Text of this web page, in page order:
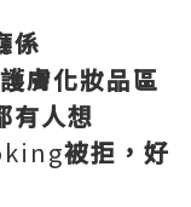
係
膚化妝品區
有人想
被拒，好